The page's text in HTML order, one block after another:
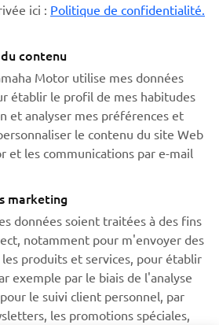
ici : Politique de confidentialité.
contenu
Motor utilise mes données
établir le profil de mes habitudes
et analyser mes préférences et
le contenu du site Web
et les communications par e-mail
marketing
données soient traitées à des fins
notamment pour m'envoyer des
produits et services, pour établir
exemple par le biais de l'analyse
le suivi client personnel, par
les promotions spéciales,